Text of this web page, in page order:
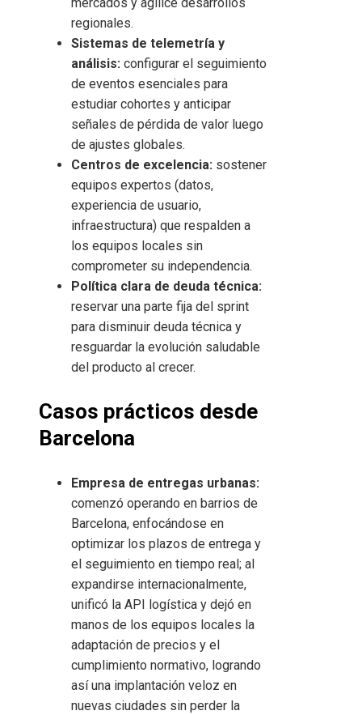
mercados y agilice desarrollos
regionales.
Sistemas de telemetría y
análisis: configurar el seguimiento
de eventos esenciales para
estudiar cohortes y anticipar
señales de pérdida de valor luego
de ajustes globales.
Centros de excelencia: sostener
equipos expertos (datos,
experiencia de usuario,
infraestructura) que respalden a
los equipos locales sin
comprometer su independencia.
Política clara de deuda técnica:
reservar una parte fija del sprint
para disminuir deuda técnica y
resguardar la evolución saludable
del producto al crecer.
Casos prácticos desde
Barcelona
Empresa de entregas urbanas:
comenzó operando en barrios de
Barcelona, enfocándose en
optimizar los plazos de entrega y
el seguimiento en tiempo real; al
expandirse internacionalmente,
unificó la API logística y dejó en
manos de los equipos locales la
adaptación de precios y el
cumplimiento normativo, logrando
así una implantación veloz en
nuevas ciudades sin perder la